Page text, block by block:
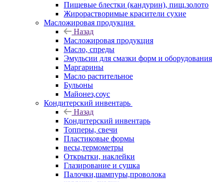
Пищевые блестки (кандурин), пищ.золото
Жирорастворимые красители сухие
Масложировая продукция
Назад
Масложировая продукция
Масло, спреды
Эмульсии для смазки форм и оборудования
Маргарины
Масло растительное
Бульоны
Майонез,соус
Кондитерский инвентарь
Назад
Кондитерский инвентарь
Топперы, свечи
Пластиковые формы
весы,термометры
Открытки, наклейки
Глазирование и сушка
Палочки,шампуры,проволока